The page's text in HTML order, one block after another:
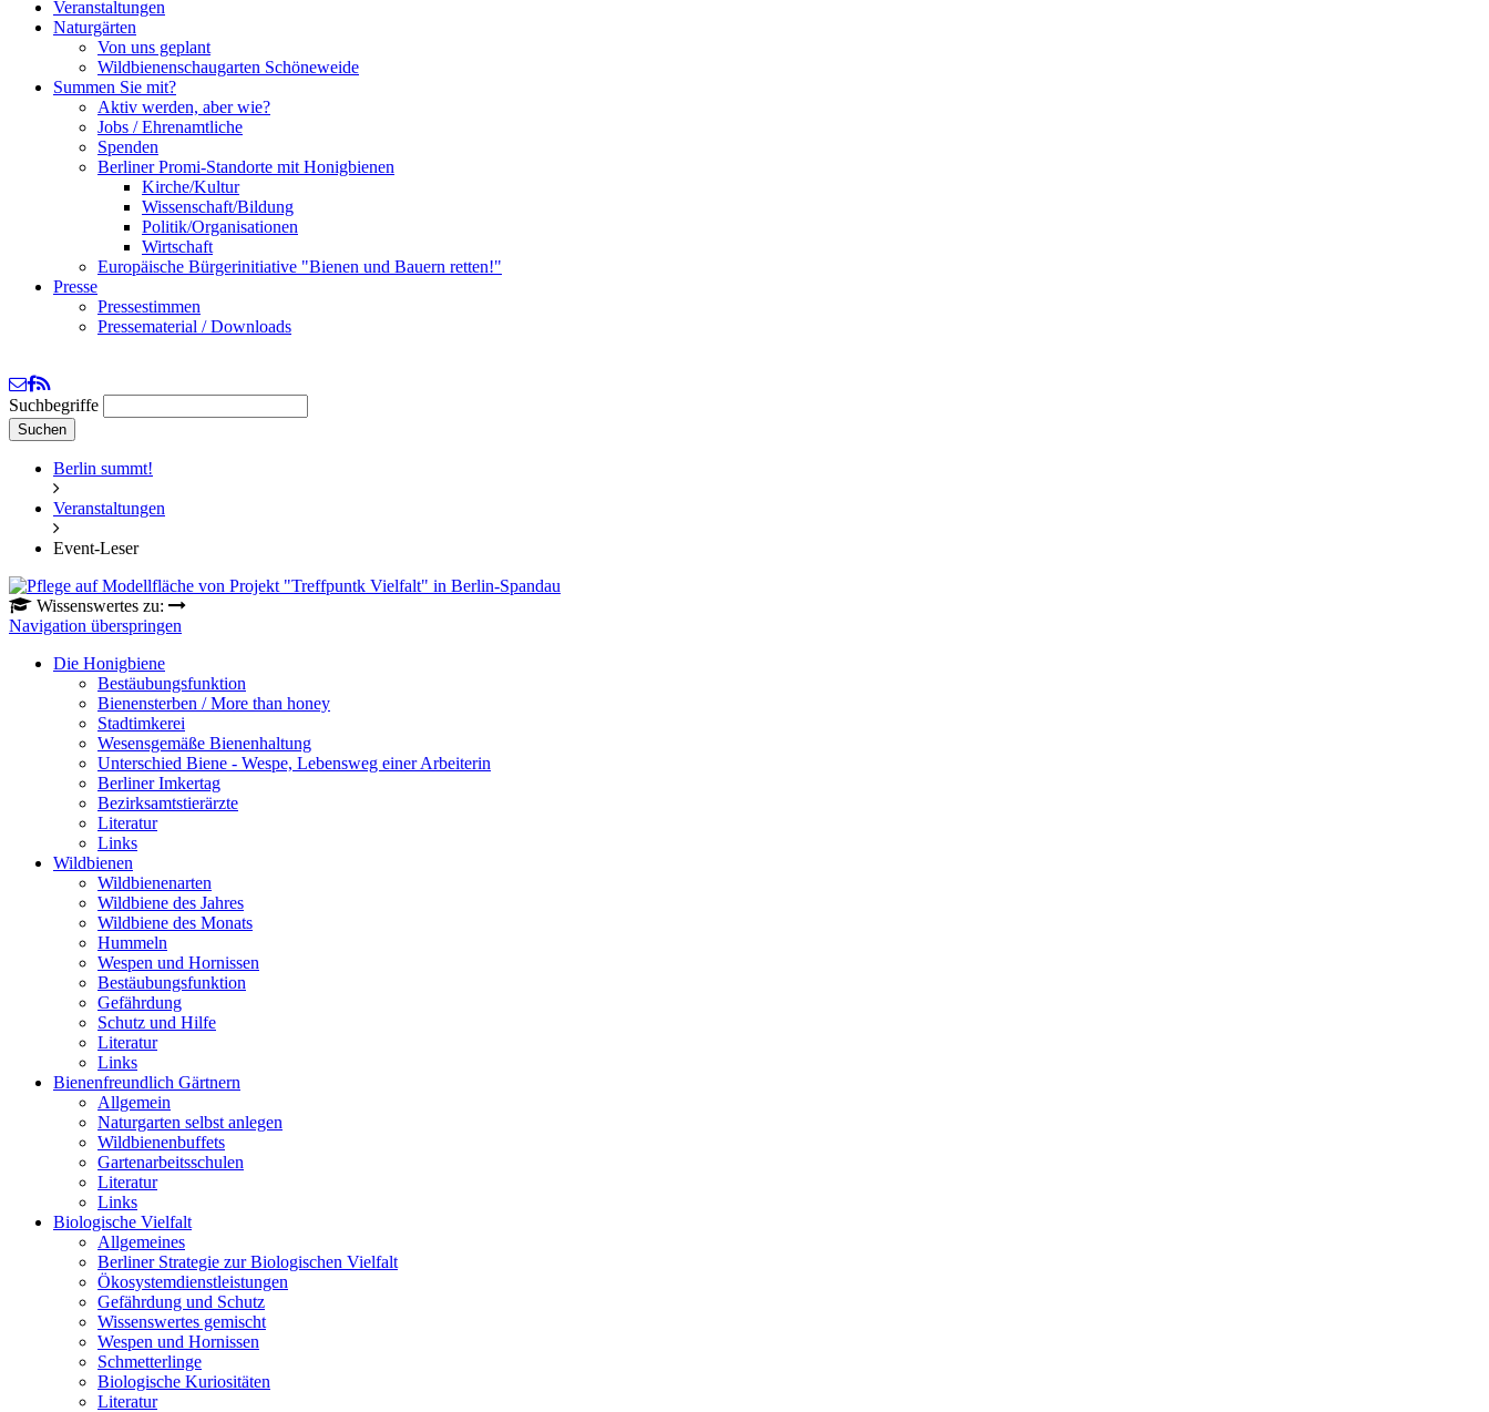
Veranstaltungen
Naturgärten
Von uns geplant
Wildbienenschaugarten Schöneweide
Summen Sie mit?
Aktiv werden, aber wie?
Jobs / Ehrenamtliche
Spenden
Berliner Promi-Standorte mit Honigbienen
Kirche/Kultur
Wissenschaft/Bildung
Politik/Organisationen
Wirtschaft
Europäische Bürgerinitiative "Bienen und Bauern retten!"
Presse
Pressestimmen
Pressematerial / Downloads
Suchbegriffe
Suchen
Berlin summt!
Veranstaltungen
Event-Leser
Wissenswertes zu:
Navigation überspringen
Die Honigbiene
Bestäubungsfunktion
Bienensterben / More than honey
Stadtimkerei
Wesensgemäße Bienenhaltung
Unterschied Biene - Wespe, Lebensweg einer Arbeiterin
Berliner Imkertag
Bezirksamtstierärzte
Literatur
Links
Wildbienen
Wildbienenarten
Wildbiene des Jahres
Wildbiene des Monats
Hummeln
Wespen und Hornissen
Bestäubungsfunktion
Gefährdung
Schutz und Hilfe
Literatur
Links
Bienen­freundlich Gärtnern
Allgemein
Naturgarten selbst anlegen
Wildbienenbuffets
Gartenarbeitsschulen
Literatur
Links
Biologische Vielfalt
Allgemeines
Berliner Strategie zur Biologischen Vielfalt
Ökosystemdienstleistungen
Gefährdung und Schutz
Wissenswertes gemischt
Wespen und Hornissen
Schmetterlinge
Biologische Kuriositäten
Literatur